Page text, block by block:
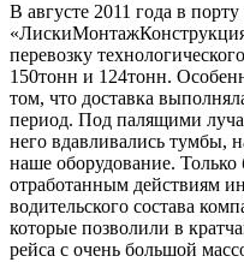
В августе 2011 года в
перевозку
150тонн и 124тонн.
том, что доставка
период. Под палящими
него вдавливались тумбы,
наше оборудование.
отработанным действиям
водительского состава
которые позволили в
рейса с очень большой